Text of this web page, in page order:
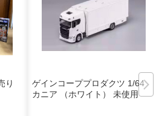
り
ゲインコーププロダクツ 1/64 ス
カニア （ホワイト） 未使用